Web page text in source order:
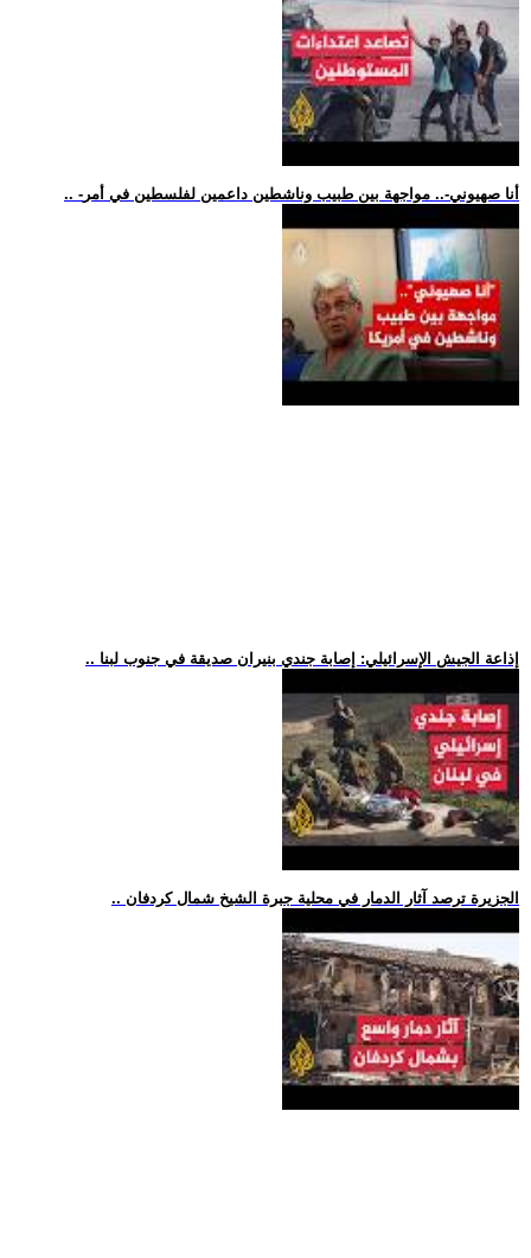
.. -أنا صهيوني-.. مواجهة بين طبيب وناشطين داعمين لفلسطين في أمر
.. إذاعة الجيش الإسرائيلي: إصابة جندي بنيران صديقة في جنوب لبنا
.. الجزيرة ترصد آثار الدمار في محلية جبرة الشيخ شمال كردفان